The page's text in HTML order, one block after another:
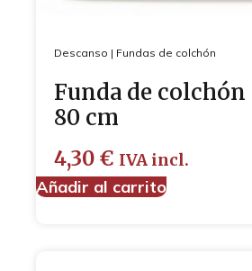
Descanso | Fundas de colchón
Funda de
80 cm
4,30 € IVA incl.
Añadir al carrito